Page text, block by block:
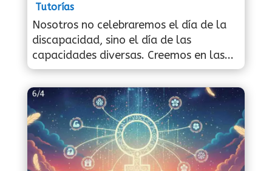
Tutorías
Nosotros no celebraremos el día de la
discapacidad, sino el día de las
capacidades diversas. Creemos en las...